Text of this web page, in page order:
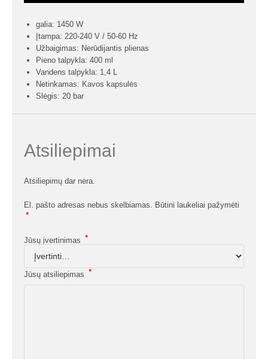
galia: 1450 W
Įtampa: 220-240 V / 50-60 Hz
Užbaigimas: Nerūdijantis plienas
Pieno talpykla: 400 ml
Vandens talpykla: 1,4 L
Netinkamas: Kavos kapsulės
Slėgis: 20 bar
Atsiliepimai
Atsiliepimų dar nėra.
El. pašto adresas nebus skelbiamas. Būtini laukeliai pažymėti
*
Jūsų įvertinimas *
Jūsų atsiliepimas *